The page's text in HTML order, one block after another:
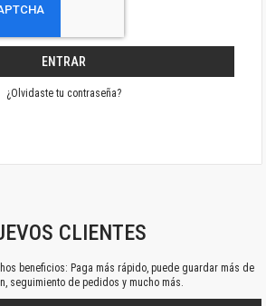
ENTRAR
¿Olvidaste tu contraseña?
CLIENTES
beneficios: Paga más rápido, puede guardar más de
seguimiento de pedidos y mucho más.